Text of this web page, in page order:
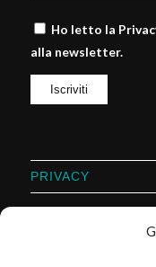
Ho letto la
alla newsletter.
PRIVACY